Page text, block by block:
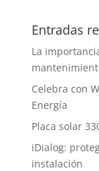
Entradas
La
Celebra con
Energía
Placa solar
iDialog:
instalación